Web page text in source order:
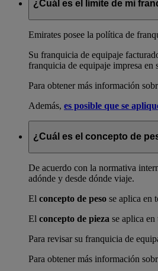
¿Cuál es el límite de mi
Emirates posee la política de
Su franquicia de equipaje
franquicia de equipaje impresa en
Para obtener más información
Además, es posible que se
¿Cuál es el concepto de
De acuerdo con la normativa
adónde y desde dónde viaje.
El concepto de peso se aplica en
El concepto de pieza se aplica
Para revisar su franquicia de
Para obtener más información